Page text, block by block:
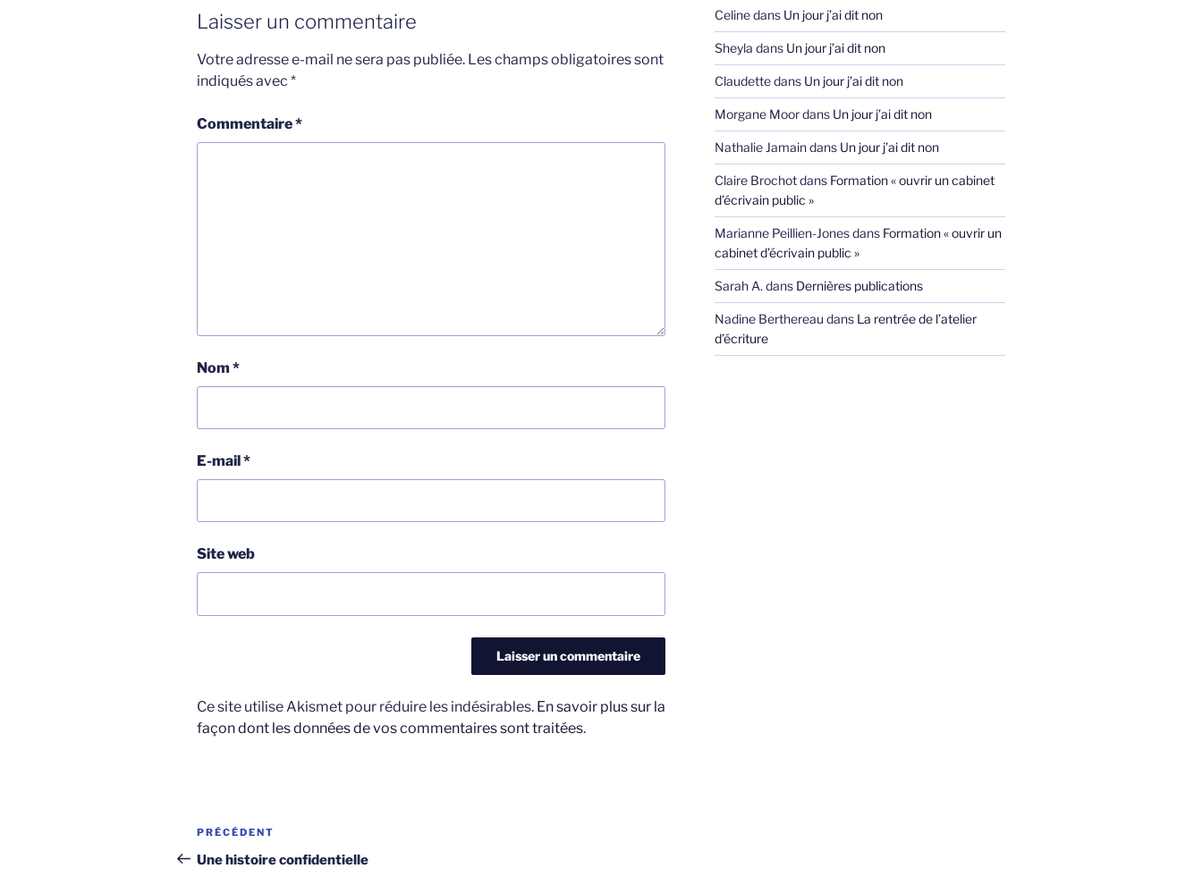
Laisser un commentaire
Votre adresse e-mail ne sera pas publiée. Les champs obligatoires sont
indiqués avec *
Commentaire*
Nom *
E-mail*
Site web
Ce site utilise Akismet pour réduire les indésirables. En savoir plus sur la
façon dont les données de vos commentaires sont traitées.
Navigation
de
Article
précédent
PRÉCÉDENT
Une histoire confidentielle
Celinedans Un jour j’ai dit non
Sheyla dans Un jour j’ai dit non
Claudettedans Un jour j’ai dit non
Morgane Moordans Un jour j’ai dit non
Nathalie Jamaindans Un jour j’ai dit non
Claire Brochotdans Formation « ouvrir un cabinet
d’écrivain public »
Marianne Peillien-Jonesdans Formation « ouvrir un
cabinet d’écrivain public »
Sarah A. dans Dernières publications
Nadine Berthereau dans La rentrée de l’atelier
d’écriture